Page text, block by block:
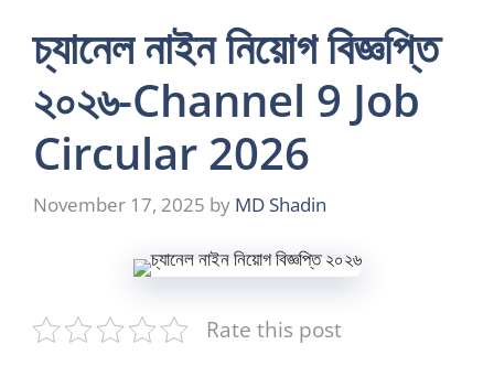
চ্যানেল নাইন নিয়োগ বিজ্ঞপ্তি
২০২৬-Channel 9 Job
Circular 2026
November 17, 2025 by MD Shadin
Rate this post